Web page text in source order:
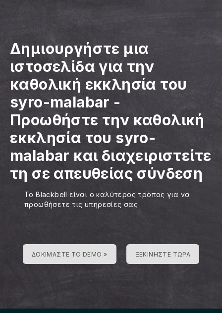
Δημιουργήστε μια
ιστοσελίδα για την
καθολική εκκλησία του
syro-malabar -
Προωθήστε την καθολική
εκκλησία του syro-
malabar και διαχειριστείτε
τη σε απευθείας σύνδεση
Το Blackbell είναι ο καλύτερος τρόπος για να
προωθήσετε τις υπηρεσίες σας
ΔΟΚΙΜΆΣΤΕ ΤΟ DEMO » ΞΕΚΙΝΉΣΤΕ ΤΏΡΑ